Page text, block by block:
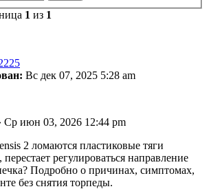
1 из 1
Вс дек 07, 2025 5:28 am
Ср июн 03, 2026 12:44 pm
2 ломаются пластиковые тяги
регулироваться направление
Подробно о причинах, симптомах,
без снятия торпеды.